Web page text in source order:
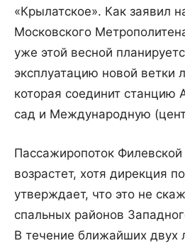
«Крылатское». Как заявил
Московского
уже этой весной
эксплуатацию новой ветки
которая соединит станцию
сад и Международную
Пассажиропоток
возрастет, хотя дирекция
утверждает, что это не
спальных районов
В течение ближайших двух